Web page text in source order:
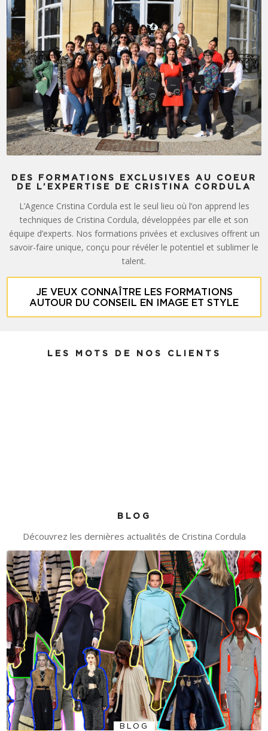
DES FORMATIONS EXCLUSIVES AU COEUR
DE L’EXPERTISE DE CRISTINA CORDULA
L’Agence Cristina Cordula est le seul lieu où l’on apprend les
techniques de Cristina Cordula, développées par elle et son
équipe d’experts. Nos formations privées et exclusives offrent un
savoir-faire unique, conçu pour révéler le potentiel et sublimer le
talent.
JE VEUX CONNAÎTRE LES FORMATIONS
AUTOUR DU CONSEIL EN IMAGE ET STYLE
LES MOTS DE NOS CLIENTS
BLOG
Découvrez les dernières actualités de Cristina Cordula
BLOG